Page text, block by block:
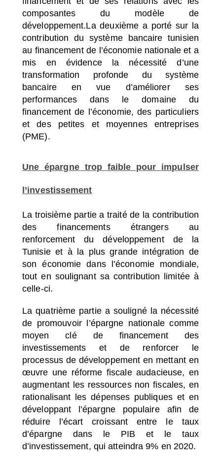
composantes du modèle de
développement.La deuxième a porté sur la
contribution du système bancaire tunisien
au financement de l’économie nationale et a
mis en évidence la nécessité d’une
transformation profonde du système
bancaire en vue d’améliorer ses
performances dans le domaine du
financement de l’économie, des particuliers
et des petites et moyennes entreprises
(PME).
Une épargne trop faible pour impulser
l’investissement
La troisième partie a traité de la contribution
des financements étrangers au
renforcement du développement de la
Tunisie et à la plus grande intégration de
son économie dans l’économie mondiale,
tout en soulignant sa contribution limitée à
celle-ci.
La quatrième partie a souligné la nécessité
de promouvoir l’épargne nationale comme
moyen clé de financement des
investissements et de renforcer le
processus de développement en mettant en
œuvre une réforme fiscale audacieuse, en
augmentant les ressources non fiscales, en
rationalisant les dépenses publiques et en
développant l’épargne populaire afin de
réduire l’écart croissant entre le taux
d’épargne dans le PIB et le taux
d’investissement, qui atteindra 9% en 2020.